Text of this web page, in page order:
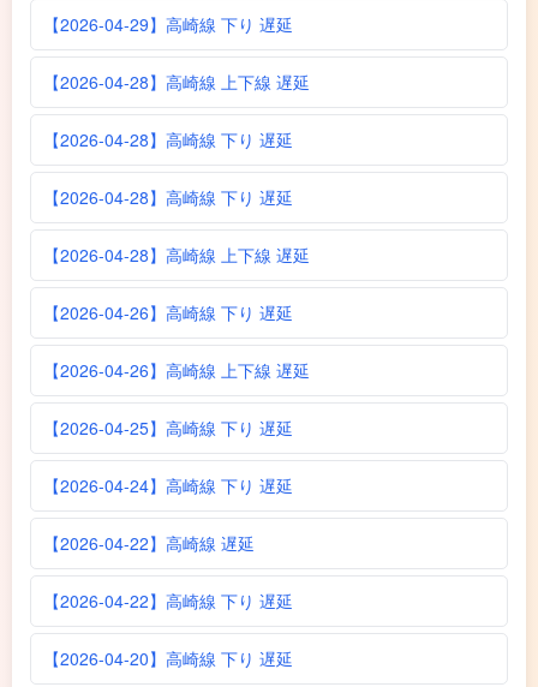
【2026-04-29】高崎線 下り 遅延
【2026-04-28】高崎線 上下線 遅延
【2026-04-28】高崎線 下り 遅延
【2026-04-28】高崎線 下り 遅延
【2026-04-28】高崎線 上下線 遅延
【2026-04-26】高崎線 下り 遅延
【2026-04-26】高崎線 上下線 遅延
【2026-04-25】高崎線 下り 遅延
【2026-04-24】高崎線 下り 遅延
【2026-04-22】高崎線 遅延
【2026-04-22】高崎線 下り 遅延
【2026-04-20】高崎線 下り 遅延